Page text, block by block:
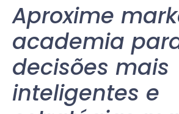
Aproxime
academia
decisões mais
inteligentes e